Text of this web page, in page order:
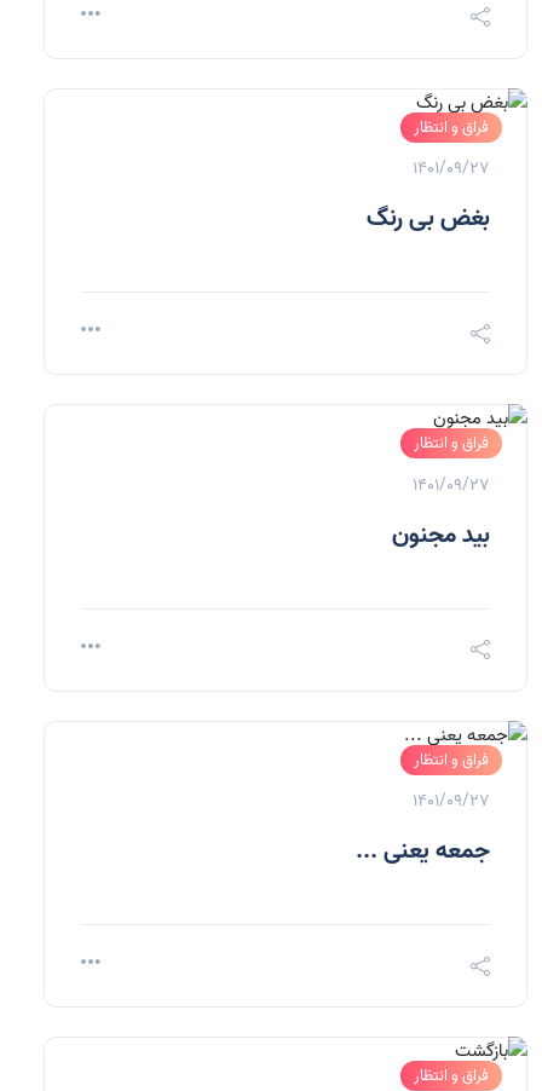
فراق و انتظار
1401/09/27
بغض بی رنگ
فراق و انتظار
1401/09/27
بید مجنون
فراق و انتظار
1401/09/27
جمعه یعنی ...
فراق و انتظار